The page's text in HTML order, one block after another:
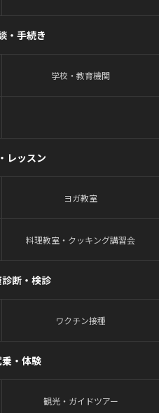
・手続き
学校・教育機関
レッスン
ヨガ教室
料理教室・クッキング講習会
断・検診
ワクチン接種
・体験
観光・ガイドツアー